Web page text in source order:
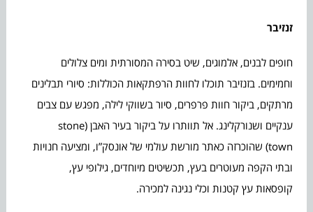
זנזיבר
חופים לבנים, אלמוגים, שיט בסירה המסורתית ומים צלולים
וחמימים. בזנזיבר תוכלו לחוות הרפתקאות הכוללות: סיורי תבלינים
מרתקים, ביקור חוות פרפרים, סיור בשווקי לילה, מפגש עם צבים
ענקיים ושנורקלינג. אל תוותרו על ביקור בעיר האבן (stone
town) שהוכרזה כאתר מורשת עולמי של אונסק”ו, ומציעה חנויות
ובתי הקפה מעוטרים בעץ, תכשיטים מיוחדים, גילופי עץ,
קופסאות עץ קטנות וכלי נגינה למכירה.